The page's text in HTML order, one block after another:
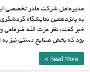
مدیرعامل شرکت مادر تخصصی
به پانزدهمین نمایشگاه گردشگری
خبر گفت: نظر عزت الله ضرغامی
بود که بخش صنایع دستی نیز به
Read More »